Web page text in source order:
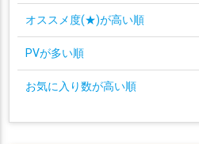
オススメ度(★)が高い順
PVが多い順
お気に入り数が高い順